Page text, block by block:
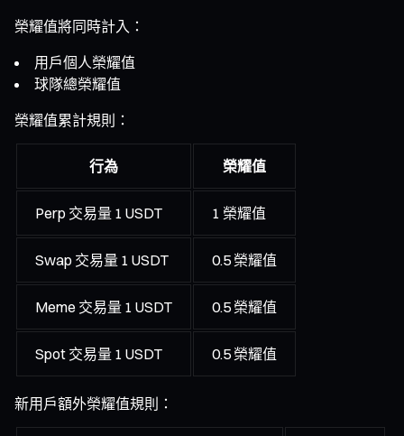
榮耀值將同時計入：
用戶個人榮耀值
球隊總榮耀值
榮耀值累計規則：
行為 榮耀值
Perp 交易量 1 USDT 1 榮耀值
Swap 交易量 1 USDT 0.5 榮耀值
Meme 交易量 1 USDT 0.5 榮耀值
Spot 交易量 1 USDT 0.5 榮耀值
新用戶額外榮耀值規則：